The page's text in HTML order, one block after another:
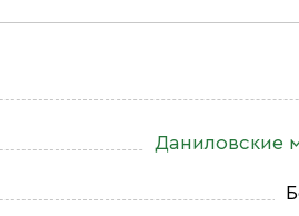
Даниловские